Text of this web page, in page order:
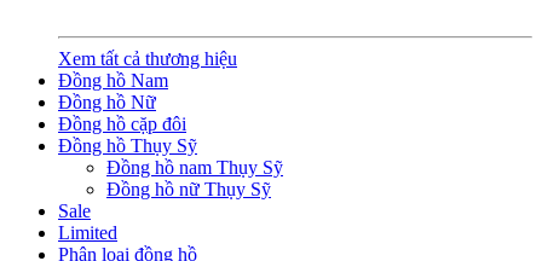
Xem tất cả thương hiệu
Đồng hồ Nam
Đồng hồ Nữ
Đồng hồ cặp đôi
Đồng hồ Thụy Sỹ
Đồng hồ nam Thụy Sỹ
Đồng hồ nữ Thụy Sỹ
Sale
Limited
Phân loại đồng hồ